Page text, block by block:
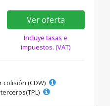
Ver oferta
Incluye tasas e
impuestos. (VAT)
(CDW)